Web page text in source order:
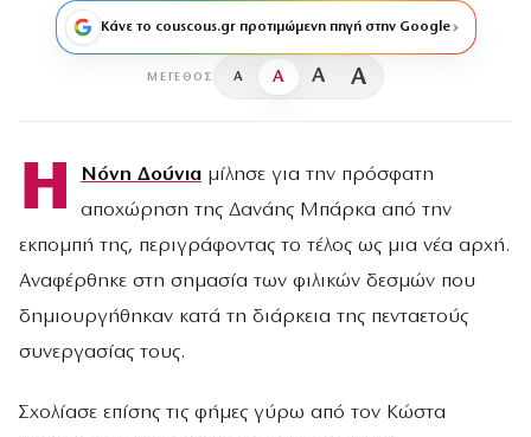
Κάνε το couscous.gr προτιμώμενη πηγή στην Google
ΜΈΓΕΘΟΣ A A A A
Η Νόνη Δούνιαμίλησε για την πρόσφατη
αποχώρηση της Δανάης Μπάρκα από την
εκπομπή της, περιγράφοντας το τέλος ως μια νέα αρχή.
Αναφέρθηκε στη σημασία των φιλικών δεσμών που
δημιουργήθηκαν κατά τη διάρκεια της πενταετούς
συνεργασίας τους.
Σχολίασε επίσης τις φήμες γύρω από τον Κώστα